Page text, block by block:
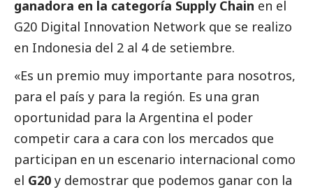
ganadora en la categoría Supply Chain en el
G20 Digital Innovation Network que se realizo
en Indonesia del 2 al 4 de setiembre.
«Es un premio muy importante para nosotros,
para el país y para la región. Es una gran
oportunidad para la Argentina el poder
competir cara a cara con los mercados que
participan en un escenario internacional como
el G20 y demostrar que podemos ganar con la